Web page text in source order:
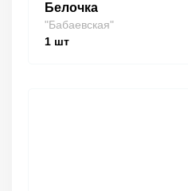
Белочка
"Бабаевская"
1 шт